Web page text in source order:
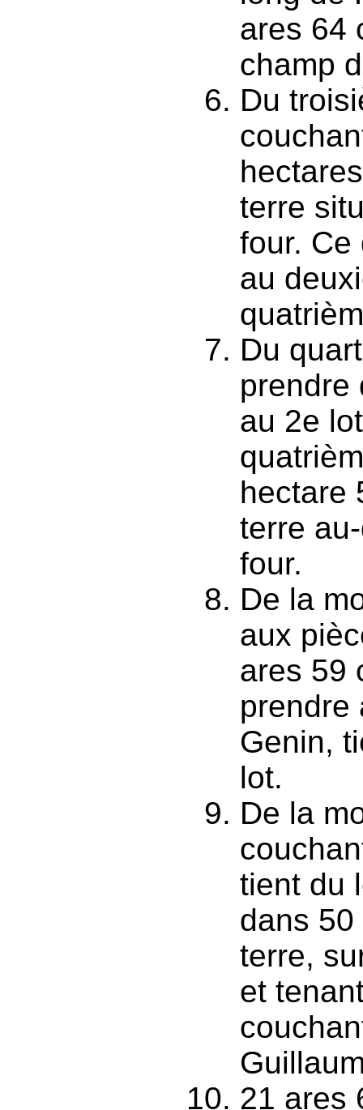
ares 64
champ
Du
terre
four. Ce
au
Du
prendre
au 2e
hectare
terre
four.
De la
aux
ares 59
prendre
Genin,
lot.
De la
tient du
dans
terre,
et
21 ares